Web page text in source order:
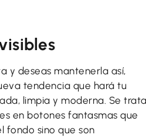
y deseas mantenerla así,
tendencia que hará tu
limpia y moderna. Se
en botones fantasmas que
fondo sino que son